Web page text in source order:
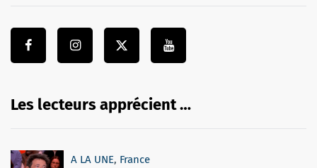
Les lecteurs apprécient …
A LA UNE, France